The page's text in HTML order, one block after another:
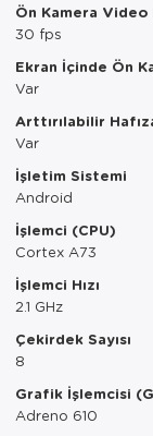
Ön Kamera Video
30 fps
Ekran İçinde Ön
Var
Arttırılabilir
Var
İşletim Sistemi
Android
İşlemci (CPU)
Cortex A73
İşlemci Hızı
2.1 GHz
Çekirdek Sayısı
8
Grafik İşlemcisi
Adreno 610